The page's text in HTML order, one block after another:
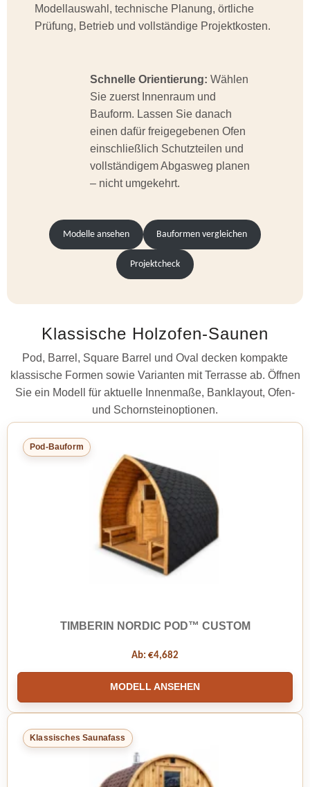
Modellauswahl, technische Planung, örtliche
Prüfung, Betrieb und vollständige Projektkosten.
Schnelle Orientierung: Wählen
Sie zuerst Innenraum und
Bauform. Lassen Sie danach
einen dafür freigegebenen Ofen
einschließlich Schutzteilen und
vollständigem Abgasweg planen
– nicht umgekehrt.
Modelle ansehen Bauformen vergleichen
Projektcheck
Klassische Holzofen-Saunen
Pod, Barrel, Square Barrel und Oval decken kompakte
klassische Formen sowie Varianten mit Terrasse ab. Öffnen
Sie ein Modell für aktuelle Innenmaße, Banklayout, Ofen-
und Schornsteinoptionen.
Pod-Bauform
TIMBERIN NORDIC POD™ CUSTOM
Ab: €4,682
MODELL ANSEHEN
Klassisches Saunafass